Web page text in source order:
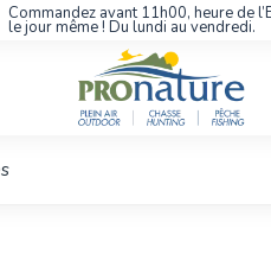
Commandez avant 11h00, heure de
le jour même ! Du lundi au vendredi.